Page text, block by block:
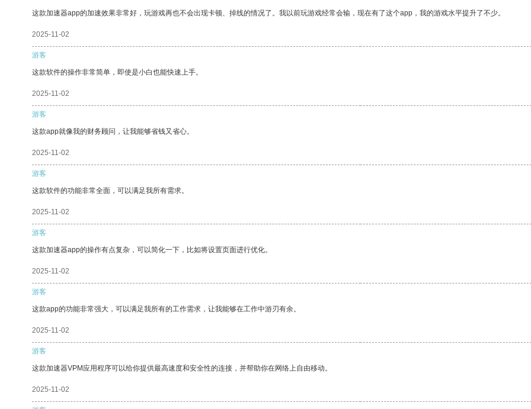
这款加速器app的加速效果非常好，玩游戏再也不会出现卡顿、掉线的情况了。我以前玩游戏经常会输，现在有了这个app，我的游戏水平提升了不少。
2025-11-02
游客
这款软件的操作非常简单，即使是小白也能快速上手。
2025-11-02
游客
这款app就像我的财务顾问，让我能够省钱又省心。
2025-11-02
游客
这款软件的功能非常全面，可以满足我所有需求。
2025-11-02
游客
这款加速器app的操作有点复杂，可以简化一下，比如将设置页面进行优化。
2025-11-02
游客
这款app的功能非常强大，可以满足我所有的工作需求，让我能够在工作中游刃有余。
2025-11-02
游客
这款加速器VPM应用程序可以给你提供最高速度和安全性的连接，并帮助你在网络上自由移动。
2025-11-02